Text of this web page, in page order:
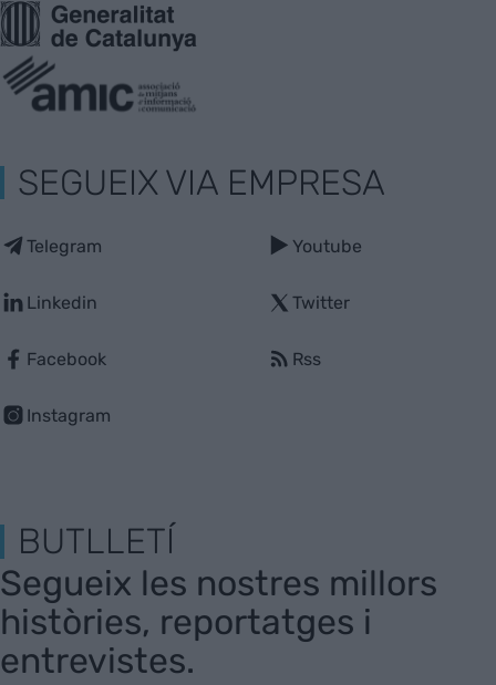
SEGUEIX VIA EMPRESA
Telegram
Linkedin
Facebook
Instagram
Youtube
Twitter
Rss
BUTLLETÍ
Segueix les nostres millors
històries, reportatges i
entrevistes.